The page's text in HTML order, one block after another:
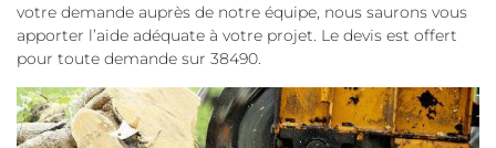
votre demande auprès de notre équipe, nous saurons vous
apporter l’aide adéquate à votre projet. Le devis est offert
pour toute demande sur 38490.